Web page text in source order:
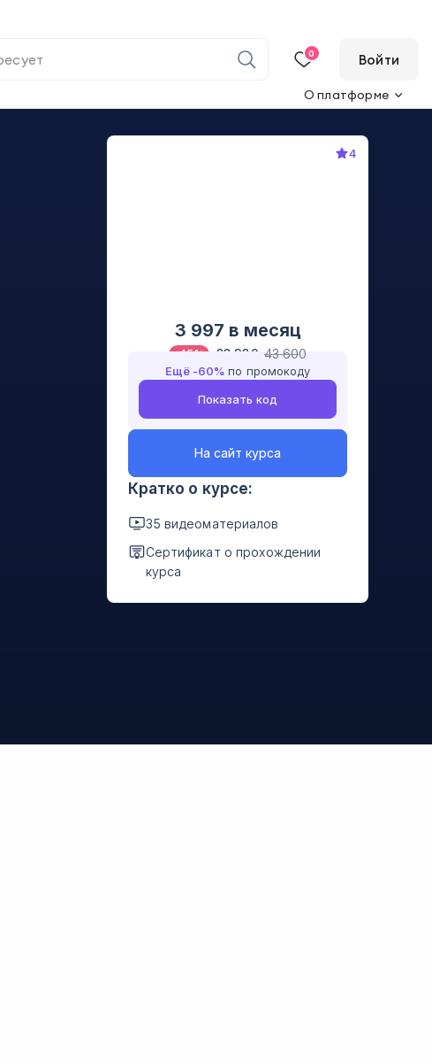
0 Войти
О платформе
4
3 997 в месяц
-45% 23 980 43 600
Ещё -60% по промокоду
Показать код
На сайт курса
Кратко о курсе:
35 видеоматериалов
Сертификат о прохождении
курса